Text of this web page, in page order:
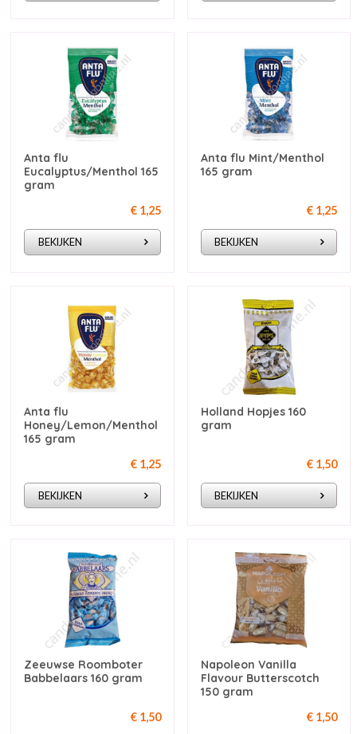
Anta flu
Eucalyptus/Menthol 165
gram
€ 1,25
BEKIJKEN
Anta flu Mint/Menthol
165 gram
€ 1,25
BEKIJKEN
Anta flu
Honey/Lemon/Menthol
165 gram
€ 1,25
BEKIJKEN
Holland Hopjes 160
gram
€ 1,50
BEKIJKEN
Zeeuwse Roomboter
Babbelaars 160 gram
€ 1,50
Napoleon Vanilla
Flavour Butterscotch
150 gram
€ 1,50